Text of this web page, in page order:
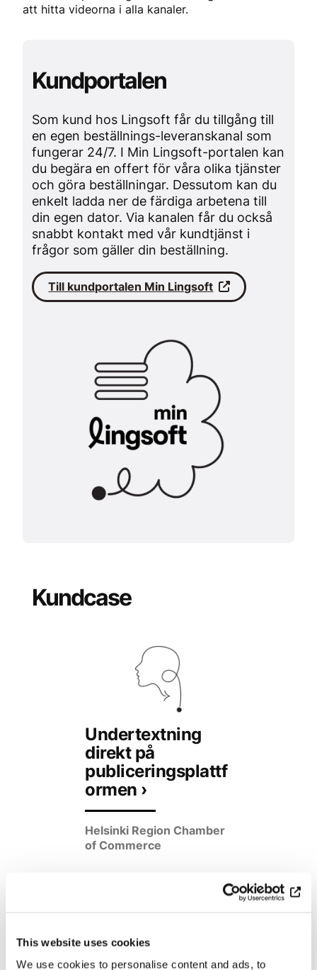
This website uses cookies
We use cookies to personalise content and ads, to
att hitta videorna i alla kanaler.
Kundportalen
Som kund hos Lingsoft får du tillgång till
en egen beställnings-leveranskanal som
fungerar 24/7. I Min Lingsoft-portalen kan
du begära en offert för våra olika tjänster
och göra beställningar. Dessutom kan du
enkelt ladda ner de färdiga arbetena till
din egen dator. Via kanalen får du också
snabbt kontakt med vår kundtjänst i
frågor som gäller din beställning.
Till kundportalen Min Lingsoft
Kundcase
Undertextning
direkt på
publiceringsplattf
ormen ›
Helsinki Region Chamber
of Commerce